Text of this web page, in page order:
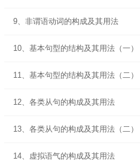
9、非谓语动词的构成及其用法
10、基本句型的结构及其用法（一）
11、基本句型的结构及其用法（二）
12、各类从句的构成及其用法
13、各类从句的构成及其用法（二）
14、虚拟语气的构成及其用法